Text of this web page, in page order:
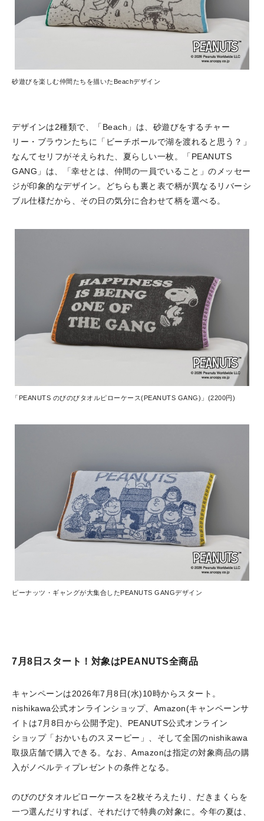
砂遊びを楽しむ仲間たちを描いたBeachデザイン
デザインは2種類で、「Beach」は、砂遊びをするチャー
リー・ブラウンたちに「ビーチボールで湖を渡れると思う？」
なんてセリフがそえられた、夏らしい一枚。「PEANUTS
GANG」は、「幸せとは、仲間の一員でいること」のメッセー
ジが印象的なデザイン。どちらも裏と表で柄が異なるリバーシ
ブル仕様だから、その日の気分に合わせて柄を選べる。
「PEANUTS のびのびタオルピローケース(PEANUTS GANG)」(2200円)
ピーナッツ・ギャングが大集合したPEANUTS GANGデザイン
7月8日スタート！対象はPEANUTS全商品
キャンペーンは2026年7月8日(水)10時からスタート。
nishikawa公式オンラインショップ、Amazon(キャンペーンサ
イトは7月8日から公開予定)、PEANUTS公式オンライン
ショップ「おかいものスヌーピー」、そして全国のnishikawa
取扱店舗で購入できる。なお、Amazonは指定の対象商品の購
入がノベルティプレゼントの条件となる。
のびのびタオルピローケースを2枚そろえたり、だきまくらを
一つ選んだりすれば、それだけで特典の対象に。今年の夏は、